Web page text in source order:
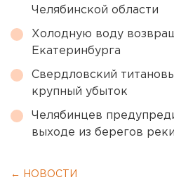
Челябинской области
Холодную воду
Екатеринбурга
Свердловский
крупный убыток
Челябинцев
выходе из берегов
← НОВОСТИ